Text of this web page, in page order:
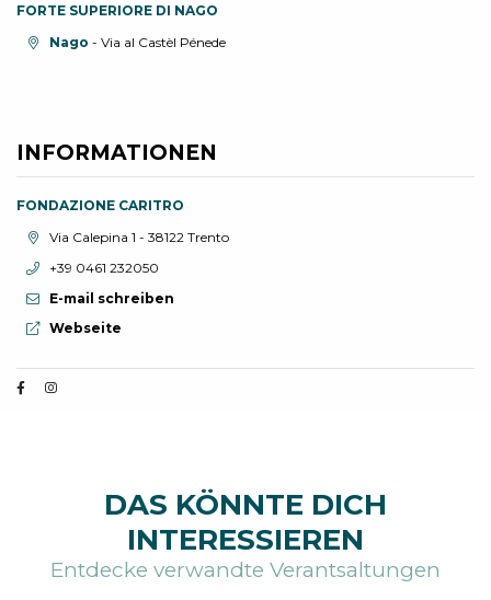
FORTE SUPERIORE DI NAGO
aria.location:
Nago - Via al Castèl Pénede
INFORMATIONEN
FONDAZIONE CARITRO
aria.location:
Via Calepina 1 - 38122 Trento
aria.phone:
+39 0461 232050
E-mail schreiben
aria.website:
Webseite
DAS KÖNNTE DICH
INTERESSIEREN
Entdecke verwandte Verantsaltungen